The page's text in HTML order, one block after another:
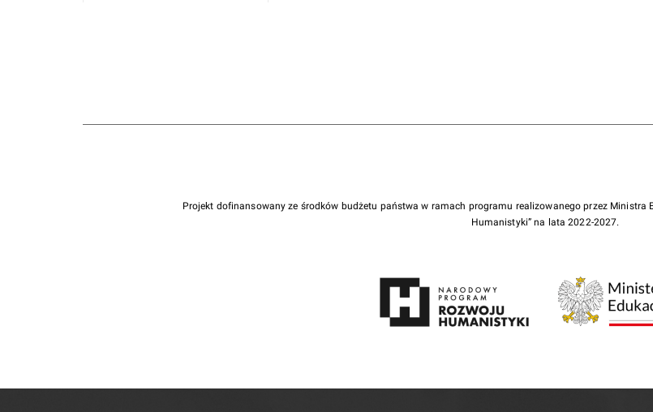
Projekt dofinansowany ze środków budżetu państwa w ramach programu realizowanego przez Ministra
Humanistyki” na lata 2022-2027.